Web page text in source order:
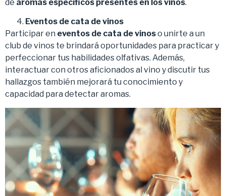
de aromas específicos presentes en los vinos.
Eventos de cata de vinos
Participar en eventos de cata de vinoso unirte a un
club de vinos te brindará oportunidades para practicar y
perfeccionar tus habilidades olfativas. Además,
interactuar con otros aficionados al vino y discutir tus
hallazgos también mejorará tu conocimiento y
capacidad para detectar aromas.